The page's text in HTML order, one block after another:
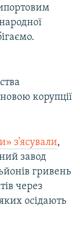
корупції
з’ясували,
завод
гривень
через
осідають